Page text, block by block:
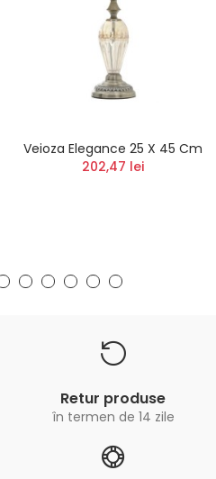
Veioza Elegance 25 X 45 Cm
202,47 lei
Retur produse
în termen de 14 zile